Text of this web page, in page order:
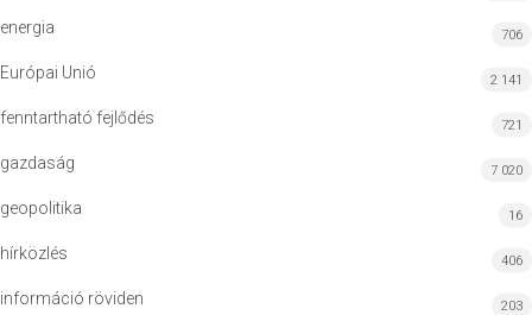
energia 706
Európai Unió 2 141
fenntartható fejlődés 721
gazdaság 7 020
geopolitika 16
hírközlés 406
információ röviden 203